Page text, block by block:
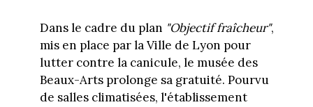
Dans le cadre du plan "Objectif fraîcheur",
mis en place par la Ville de Lyon pour
lutter contre la canicule, le musée des
Beaux-Arts prolonge sa gratuité. Pourvu
de salles climatisées, l'établissement